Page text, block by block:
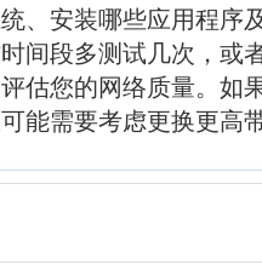
、安装哪些应用程序
间段多测试几次，或
估您的网络质量。如
能需要考虑更换更高